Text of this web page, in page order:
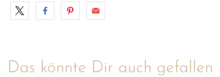
Das könnte Dir auch gefallen